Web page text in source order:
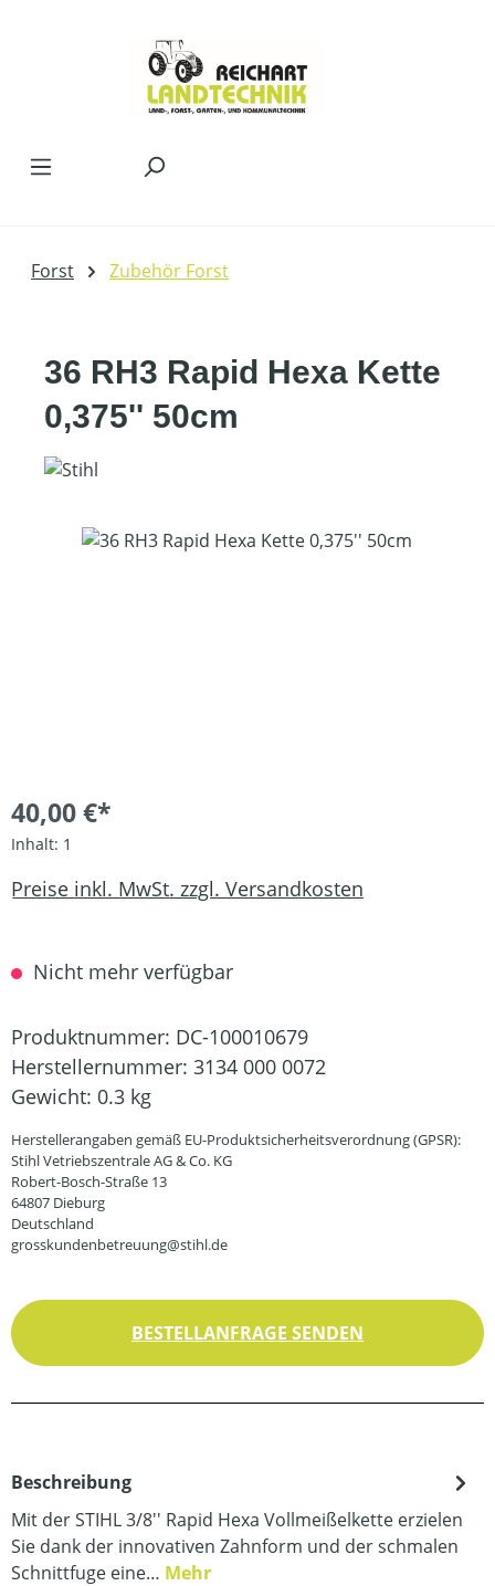
Forst Zubehör Forst
36 RH3 Rapid Hexa Kette
0,375'' 50cm
Bildergalerie überspringen
40,00 €*
Inhalt: 1
Preise inkl. MwSt. zzgl. Versandkosten
Nicht mehr verfügbar
Produktnummer: DC-100010679
Herstellernummer: 3134 000 0072
Gewicht: 0.3 kg
Herstellerangaben gemäß EU-Produktsicherheitsverordnung (GPSR):
Stihl Vetriebszentrale AG & Co. KG
Robert-Bosch-Straße 13
64807 Dieburg
Deutschland
grosskundenbetreuung@stihl.de
BESTELLANFRAGE SENDEN
Beschreibung
Mit der STIHL 3/8'' Rapid Hexa Vollmeißelkette erzielen
Sie dank der innovativen Zahnform und der schmalen
Schnittfuge eine… Mehr